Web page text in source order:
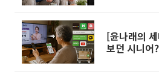
[윤나래의
보던 시니어